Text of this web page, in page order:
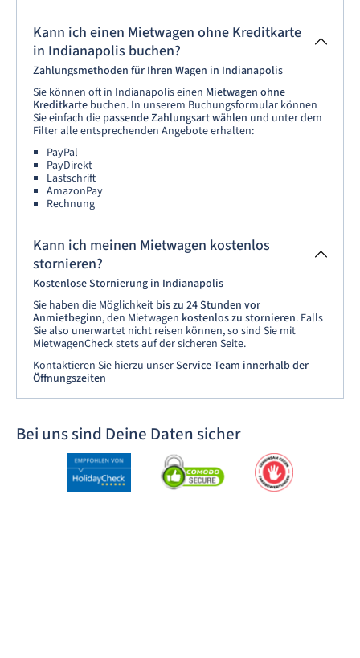
Kann ich einen Mietwagen ohne Kreditkarte
in Indianapolis buchen?
Zahlungsmethoden für Ihren Wagen in Indianapolis
Sie können oft in Indianapolis einen Mietwagen ohne
Kreditkarte buchen. In unserem Buchungsformular können
Sie einfach die passende Zahlungsart wählen und unter dem
Filter alle entsprechenden Angebote erhalten:
PayPal
PayDirekt
Lastschrift
AmazonPay
Rechnung
Kann ich meinen Mietwagen kostenlos
stornieren?
Kostenlose Stornierung in Indianapolis
Sie haben die Möglichkeit bis zu 24 Stunden vor
Anmietbeginn, den Mietwagen kostenlos zu stornieren. Falls
Sie also unerwartet nicht reisen können, so sind Sie mit
MietwagenCheck stets auf der sicheren Seite.
Kontaktieren Sie hierzu unserService-Team innerhalb der
Öffnungszeiten
Bei uns sind Deine Daten sicher